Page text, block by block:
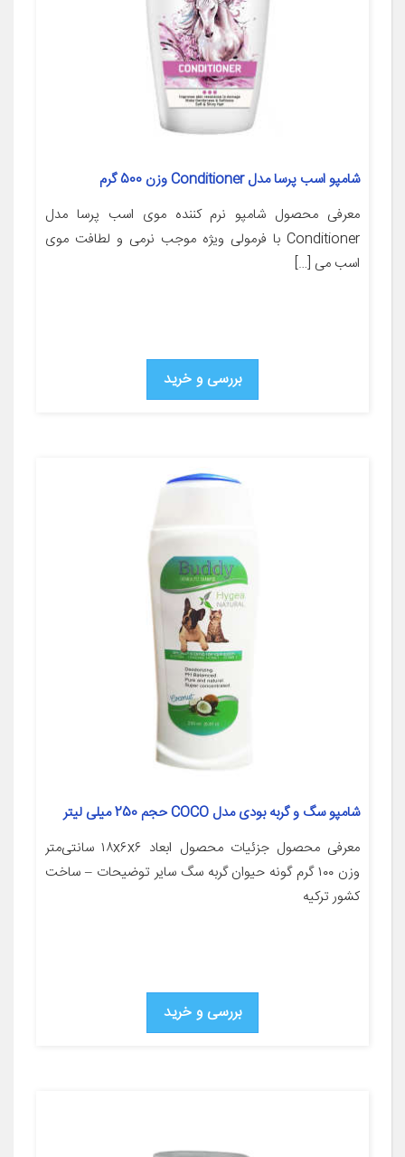
شامپو اسب پرسا مدل Conditioner وزن 500 گرم
معرفی محصول شامپو نرم کننده موی اسب پرسا مدل
Conditioner با فرمولی ویژه موجب نرمی و لطافت موی
اسب می […]
بررسی و خرید
شامپو سگ و گربه بودی مدل COCO حجم 250 میلی لیتر
معرفی محصول جزئیات محصول ابعاد ۱۸x۶x۶ سانتی‌متر
وزن ۱۰۰ گرم گونه حیوان گربه سگ سایر توضیحات – ساخت
کشور ترکیه
بررسی و خرید